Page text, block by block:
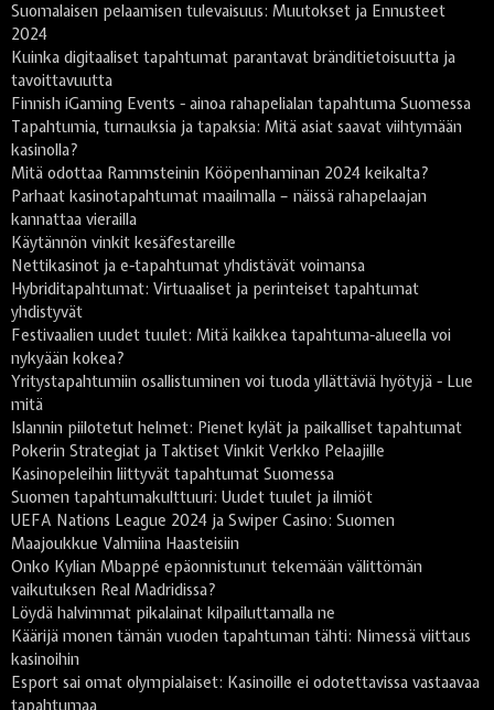
Suomalaisen pelaamisen tulevaisuus: Muutokset ja Ennusteet
2024
Kuinka digitaaliset tapahtumat parantavat bränditietoisuutta ja
tavoittavuutta
Finnish iGaming Events - ainoa rahapelialan tapahtuma Suomessa
Tapahtumia, turnauksia ja tapaksia: Mitä asiat saavat viihtymään
kasinolla?
Mitä odottaa Rammsteinin Kööpenhaminan 2024 keikalta?
Parhaat kasinotapahtumat maailmalla – näissä rahapelaajan
kannattaa vierailla
Käytännön vinkit kesäfestareille
Nettikasinot ja e-tapahtumat yhdistävät voimansa
Hybriditapahtumat: Virtuaaliset ja perinteiset tapahtumat
yhdistyvät
Festivaalien uudet tuulet: Mitä kaikkea tapahtuma-alueella voi
nykyään kokea?
Yritystapahtumiin osallistuminen voi tuoda yllättäviä hyötyjä - Lue
mitä
Islannin piilotetut helmet: Pienet kylät ja paikalliset tapahtumat
Pokerin Strategiat ja Taktiset Vinkit Verkko Pelaajille
Kasinopeleihin liittyvät tapahtumat Suomessa
Suomen tapahtumakulttuuri: Uudet tuulet ja ilmiöt
UEFA Nations League 2024 ja Swiper Casino: Suomen
Maajoukkue Valmiina Haasteisiin
Onko Kylian Mbappé epäonnistunut tekemään välittömän
vaikutuksen Real Madridissa?
Löydä halvimmat pikalainat kilpailuttamalla ne
Käärijä monen tämän vuoden tapahtuman tähti: Nimessä viittaus
kasinoihin
Esport sai omat olympialaiset: Kasinoille ei odotettavissa vastaavaa
tapahtumaa